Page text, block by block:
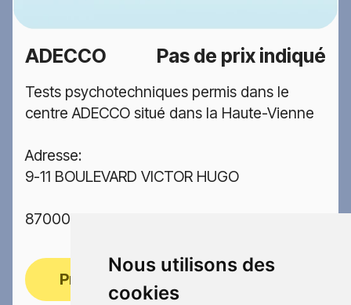
Nous utilisons des
cookies
ADECCO Pas de prix indiqué
Tests psychotechniques permis dans le
centre ADECCO situé dans la Haute-Vienne
Adresse:
9-11 BOULEVARD VICTOR HUGO
87000 LIMOGES
Prendre rendez-vous